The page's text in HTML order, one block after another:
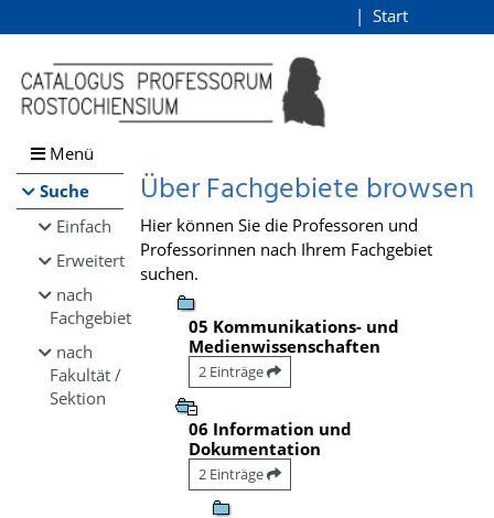
Browsen
direkt zum Inhalt
Start
Menü
Suche
Einfach
Erweitert
nach
Fachgebiet
nach
Fakultät /
Sektion
Über Fachgebiete browsen
Hier können Sie die Professoren und
Professorinnen nach Ihrem Fachgebiet
suchen.
05 Kommunikations- und
Medienwissenschaften
2 Einträge
06 Information und
Dokumentation
2 Einträge